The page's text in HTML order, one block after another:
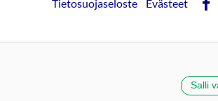
Tietosuojaseloste
Evästeet
Salli